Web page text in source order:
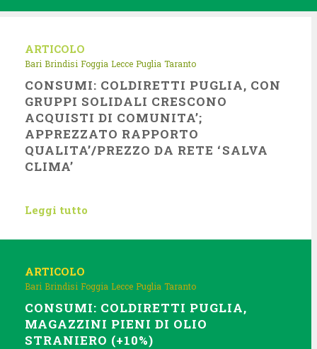
ARTICOLO
Bari Brindisi Foggia Lecce Puglia Taranto
CONSUMI: COLDIRETTI PUGLIA, CON
GRUPPI SOLIDALI CRESCONO
ACQUISTI DI COMUNITA’;
APPREZZATO RAPPORTO
QUALITA’/PREZZO DA RETE ‘SALVA
CLIMA’
Leggi tutto
ARTICOLO
Bari Brindisi Foggia Lecce Puglia Taranto
CONSUMI: COLDIRETTI PUGLIA,
MAGAZZINI PIENI DI OLIO
STRANIERO (+10%)